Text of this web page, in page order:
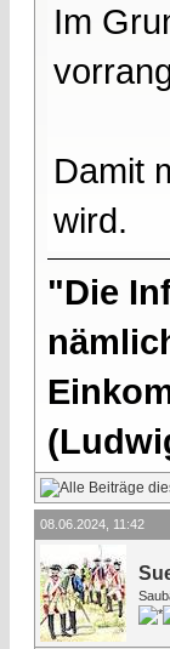
Im
Damit
wird.
"Die
08.06.2024, 11:42